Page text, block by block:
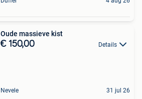
Oude massieve kist
€ 150,00 Details
Nevele 31 jul 26